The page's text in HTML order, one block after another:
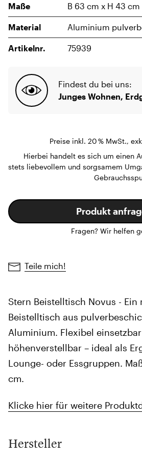
Maße B 63 cm x H 43 cm
Material Aluminium
Artikelnr. 75939
Findest du bei uns:
Junges Wohnen,
Preise inkl. 20 % MwSt.,
Hierbei handelt es sich um einen
stets liebevollem und sorgsamem
Produkt
Fragen? Wir helfen
Teile mich!
Stern Beistelltisch Novus - Ein
Beistelltisch aus
Aluminium. Flexibel
höhenverstellbar – ideal als
Lounge- oder Essgruppen.
cm.
Klicke hier für weitere
Hersteller